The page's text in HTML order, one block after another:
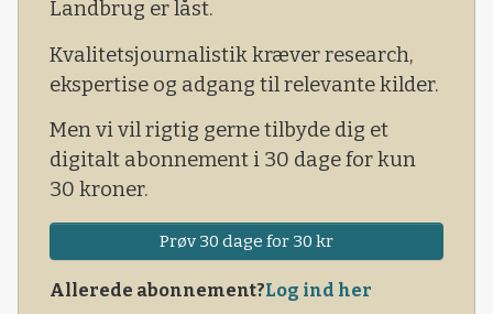
Landbrug er låst.
Kvalitetsjournalistik kræver research,
ekspertise og adgang til relevante kilder.
Men vi vil rigtig gerne tilbyde dig et
digitalt abonnement i 30 dage for kun
30 kroner.
Prøv 30 dage for 30 kr
Allerede abonnement?Log ind her